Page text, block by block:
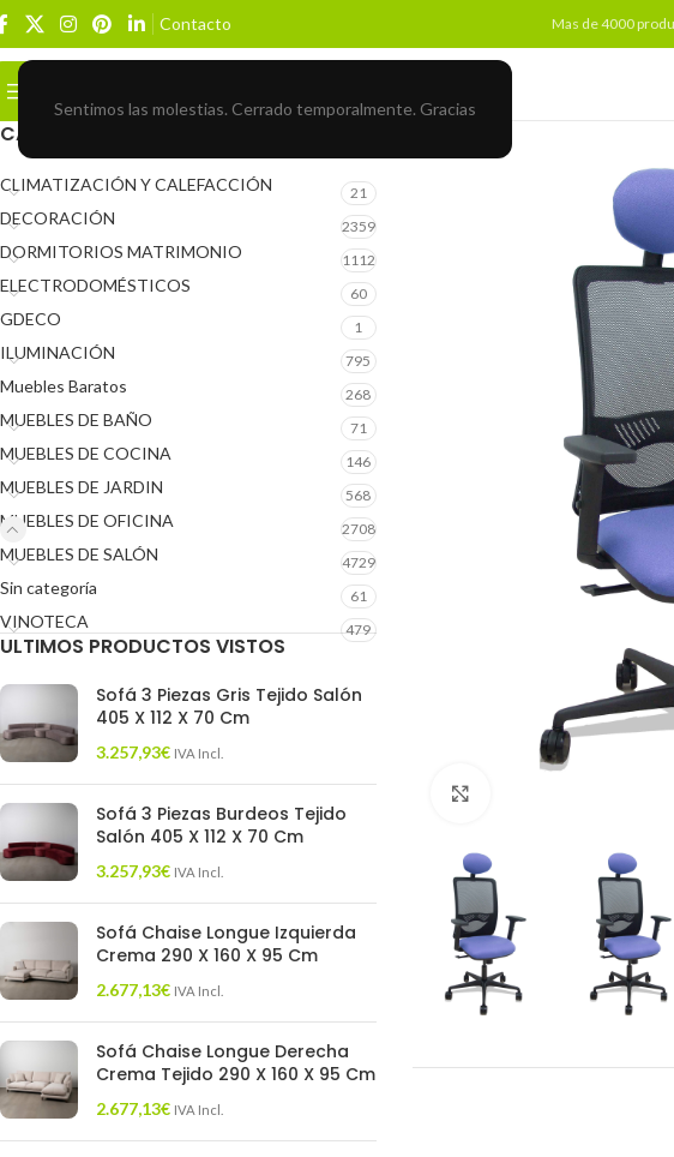
Sentimos las molestias. Cerrado temporalmente. Gracias
Contacto Mas de 4000
CATEGORÍAS DEL PRODUCTO
CLIMATIZACIÓN Y CALEFACCIÓN 21
DECORACIÓN 2359
DORMITORIOS MATRIMONIO 1112
ELECTRODOMÉSTICOS 60
GDECO 1
ILUMINACIÓN 795
Muebles Baratos 268
MUEBLES DE BAÑO 71
MUEBLES DE COCINA 146
MUEBLES DE JARDIN 568
MUEBLES DE OFICINA 2708
MUEBLES DE SALÓN 4729
Sin categoría 61
VINOTECA 479
ULTIMOS PRODUCTOS VISTOS
Sofá 3 Piezas Gris Tejido Salón
405 X 112 X 70 Cm
3.257,93€ IVA Incl.
Sofá 3 Piezas Burdeos Tejido
Salón 405 X 112 X 70 Cm
3.257,93€ IVA Incl.
Sofá Chaise Longue Izquierda
Crema 290 X 160 X 95 Cm
2.677,13€ IVA Incl.
Sofá Chaise Longue Derecha
Crema Tejido 290 X 160 X 95 Cm
2.677,13€ IVA Incl.